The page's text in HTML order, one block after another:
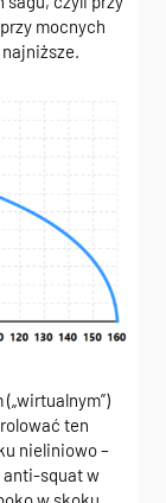
mocnych
ten
nieliniowo –
anti-squat w